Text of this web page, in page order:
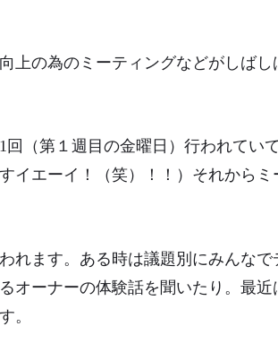
上の為のミーティングなどがしばし
（第１週目の金曜日）行われてい
イエーイ！（笑）！！）それからミ
れます。ある時は議題別にみんなで
オーナーの体験話を聞いたり。最近
。